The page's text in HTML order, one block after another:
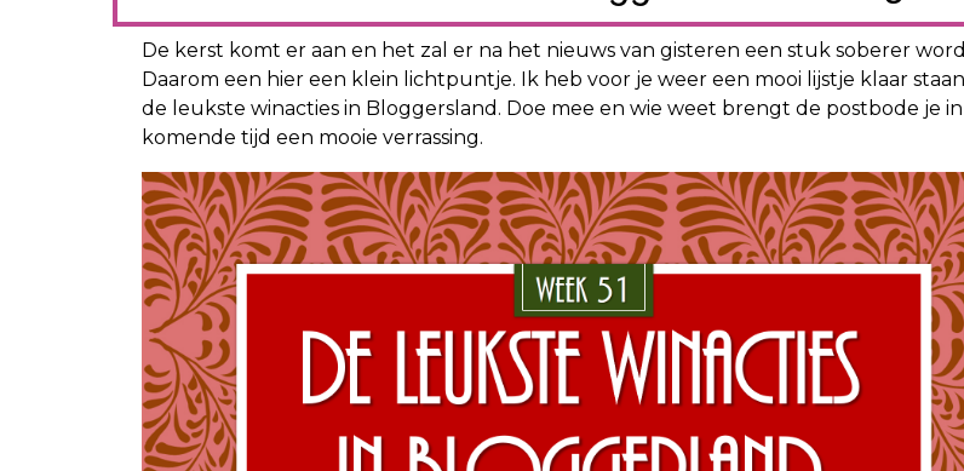
De kerst komt er aan en het zal er na het nieuws van gisteren een stuk soberer
Daarom een hier een klein lichtpuntje. Ik heb voor je weer een mooi lijstje klaar
de leukste winacties in Bloggersland. Doe mee en wie weet brengt de postbode je
komende tijd een mooie verrassing.